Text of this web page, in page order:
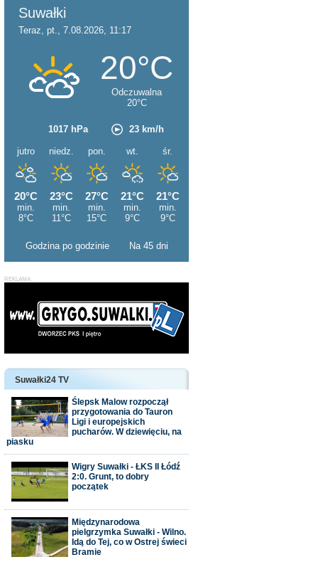
Godzina po godzinie Na 45 dni
Suwałki24 TV
Ślepsk Malow rozpoczął
przygotowania do Tauron
Ligi i europejskich
pucharów. W dziewięciu, na
piasku
Wigry Suwałki - ŁKS II Łódź
2:0. Grunt, to dobry
początek
Międzynarodowa
pielgrzymka Suwałki - Wilno.
Idą do Tej, co w Ostrej świeci
Bramie